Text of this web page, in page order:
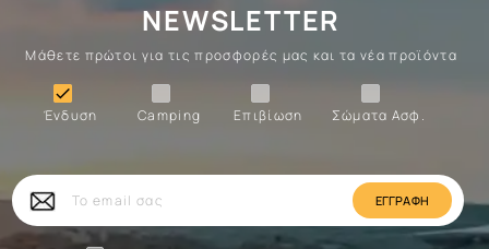
NEWSLETTER
Μάθετε πρώτοι για τις προσφορές μας και τα νέα προϊόντα
Σώματα Ασφ.
Επιβίωση
Camping
Ένδυση

Ένδυση
Το
email
σας